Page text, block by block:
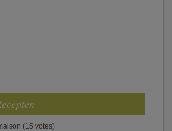
(15 votes)